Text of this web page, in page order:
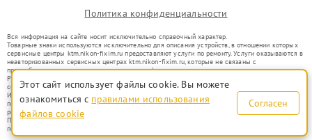
Политика конфиденциальности
Вся информация на сайте носит исключительно справочный характер.
Товарные знаки используются исключительно для описания устройств, в отношении которых
сервисные центры ktm.nikon-fixim.ru предоставляют услуги по ремонту. Услуги оказываются в
неавторизованных сервисных центрах ktm.nikon-fixim.ru, которые не связаны с
правообладателями товарных знаков или их официальными представителями.
Ремонт осуществляется для устройств, уже введенных в гражданский оборот в соответствии
со статьей 1487 ГК РФ.
Использование товарных знаков не преследует цели индивидуализации услуг или введения
потребителей в заблуждение, а служит для информирования о предоставляемых услугах по
ремонту техники указанных брендов.
Представленная на сайте информация не является публичной офертой, определяемой
положениями Статьи 437(2) Гражданского кодекса РФ
Этот сайт использует файлы cookie. Вы можете
ознакомиться с правилами использования
файлов cookie
Согласен